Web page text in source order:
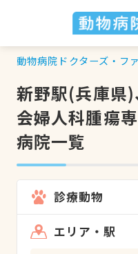
動物病院ドクターズ・フ
新野駅(兵庫県
会婦人科腫瘍
病院一覧
診療動物
エリア・駅